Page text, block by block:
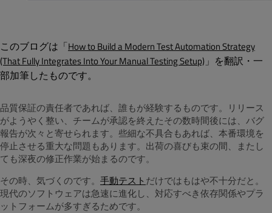
このブログは「How to Build a Modern Test Automation Strategy
(That Fully Integrates Into Your Manual Testing Setup) 」を翻訳・一
部加筆したものです。
品質保証の責任者であれば、誰もが経験するものです。リリース
がようやく整い、チームが承認を終えたその数時間後には、バグ
報告が次々と寄せられます。些細な不具合もあれば、本番環境を
停止させる重大な問題もあります。出荷の喜びも束の間、またし
ても深夜の修正作業が始まるのです。
その時、気づくのです。 手動テスト だけではもはや不十分だと。
現代のソフトウェアは急速に進化し、対応すべき依存関係やプラ
ットフォームが多すぎるためです。